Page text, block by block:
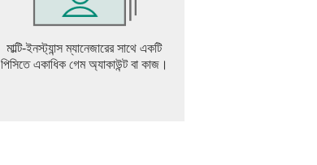
মাল্টি-ইনস্ট্যান্স ম্যানেজারের সাথে একটি
পিসিতে একাধিক গেম অ্যাকাউন্ট বা কাজ।